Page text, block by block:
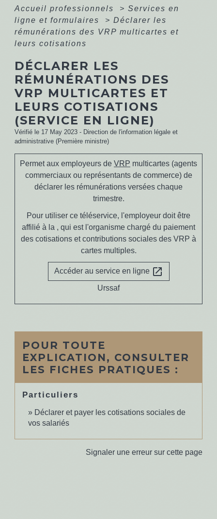
Accueil professionnels > Services en
ligne et formulaires
> Déclarer les
rémunérations des VRP multicartes et
leurs cotisations
DÉCLARER LES
RÉMUNÉRATIONS DES
VRP MULTICARTES ET
LEURS COTISATIONS
(SERVICE EN LIGNE)
Vérifié le 17 May 2023 - Direction de l'information légale et
administrative (Première ministre)
Permet aux employeurs de VRP multicartes (agents
commerciaux ou représentants de commerce) de
déclarer les rémunérations versées chaque
trimestre.
Pour utiliser ce téléservice, l'employeur doit être
affilié à la , qui est l'organisme chargé du paiement
des cotisations et contributions sociales des VRP à
cartes multiples.
Accéder au service en ligne open_in_new
Urssaf
POUR TOUTE
EXPLICATION, CONSULTER
LES FICHES PRATIQUES :
Particuliers
Déclarer et payer les cotisations sociales de
vos salariés
Signaler une erreur sur cette page